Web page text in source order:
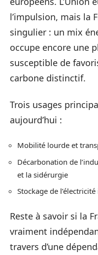
l’impulsion, mais la
singulier : un mix
occupe encore une
susceptible de
carbone distinctif.
Trois usages
aujourd’hui :
Mobilité lourde et
Décarbonation de
et la sidérurgie
Stockage de
Reste à savoir si la
vraiment
travers d’une